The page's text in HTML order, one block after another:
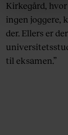
om vores brug
behandling af
hermed i både
Kirkegård,
ingen joggere,
der. Ellers er
til eksamen.”